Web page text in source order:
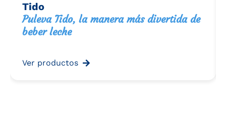
Tido
Puleva Tido, la manera más divertida de
beber leche
Ver productos